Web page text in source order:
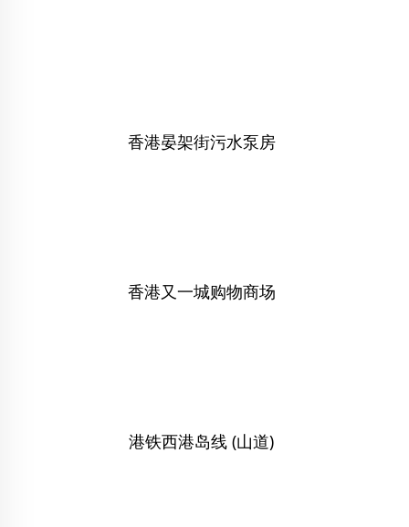
香港晏架街污水泵房
香港又一城购物商场
港铁西港岛线 (山道)